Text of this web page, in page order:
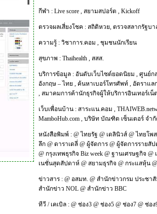
กีฬา : Live score , สยามสปอร์ต , Kickoff
ตรวจผลเสี่ยงโชค : สถิติหวย, ตรวจสลากรัฐบา
ความรู้ : วิชาการ.คอม , ชุมชนนักเรียน
สุขภาพ : Thaihealth , สสส.
บริการข้อมูล : อันดับเว็บไซต์ยอดนิยม , ศูนย์ก
อังกฤษ – ไทย , ค้นหาเบอร์โทรศัพท์ , อัตราแล
, สมาคมการค้านักธุรกิจผู้ให้บริการอินเทอร์เน็
เว็บเพื่อนบ้าน : สาระแน.คอม ,
MamboHub.com , บริษัท บัณฑิต เซ็นเตอร์ จำ
หนังสือพิมพ์ : @ ไทยรัฐ @ เดลินิวส์ @ ไทยโพ
ลึก @ ดาราเดลี่ @ ผู้จัดการ @ ผู้จัดการรายสั
@ กรุงเทพธุรกิจ Biz week @ ฐานเศรษฐกิจ @
เนชั่นสุดสัปดาห์ @ สยามธุรกิจ @ กระแสหุ้น
ข่าวสาร : @ อสมท. @ สำนักข่าวกรม ประชา
สำนักข่าว NOL @ สำนักข่าว BBC
ทีวี / เคเบิล : @ ช่อง3 @ ช่อง5 @ ช่อง7 @ ช่อง